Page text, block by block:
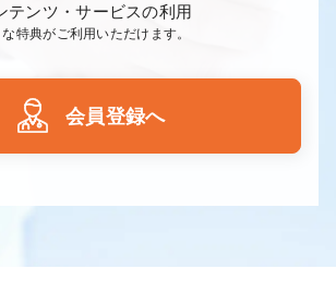
テンツ・サービスの利用
特典がご利用いただけます。
会員登録へ